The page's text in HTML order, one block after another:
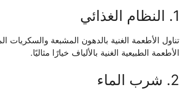
1. النظام الغذائي
تناول الأطعمة الغنية بالدهون المشبعة
الأطعمة الطبيعية الغنية بالألياف خيارًا مثاليًا.
2. شرب الماء